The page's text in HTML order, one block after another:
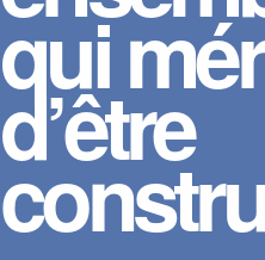
qui
d’être